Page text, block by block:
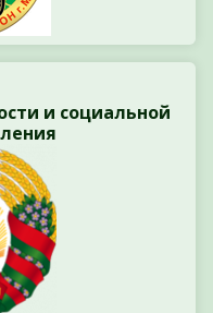
и социальной